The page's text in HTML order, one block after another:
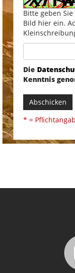
Bitte geben
Bild hier ein.
Die
Kenntnis
Abschicken
* =